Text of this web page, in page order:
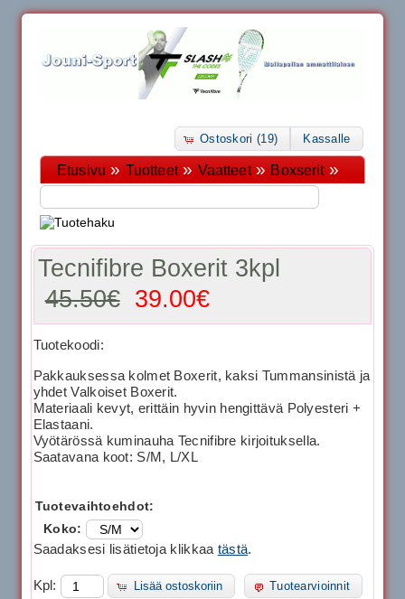
Ostoskori (19) Kassalle
Etusivu » Tuotteet» Vaatteet» Boxserit»
Tecnifibre Boxerit 3kpl
45.50€ 39.00€
Tuotekoodi:
Pakkauksessa kolmet Boxerit, kaksi Tummansinistä ja
yhdet Valkoiset Boxerit.
Materiaali kevyt, erittäin hyvin hengittävä Polyesteri +
Elastaani.
Vyötärössä kuminauha Tecnifibre kirjoituksella.
Saatavana koot: S/M, L/XL
Tuotevaihtoehdot:
Koko:
Saadaksesi lisätietoja klikkaa tästä.
Kpl: Lisää ostoskoriin Tuotearvioinnit